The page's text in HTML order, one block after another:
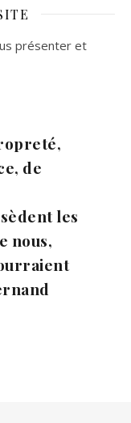
présenter et
de
les
nous,